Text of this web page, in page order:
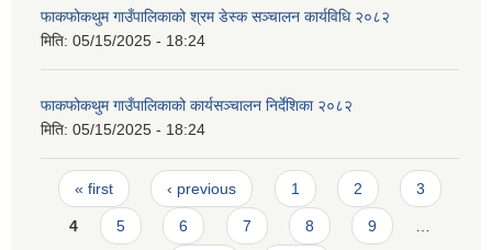
फाकफोकथुम गाउँपालिकाको श्रम डेस्क सञ्चालन कार्यविधि २०८२
मिति: 05/15/2025 - 18:24
फाकफोकथुम गाउँपालिकाको कार्यसञ्चालन निर्देशिका २०८२
मिति: 05/15/2025 - 18:24
Pages
« first ‹ previous 1 2 3
4 5 6 7 8 9 …